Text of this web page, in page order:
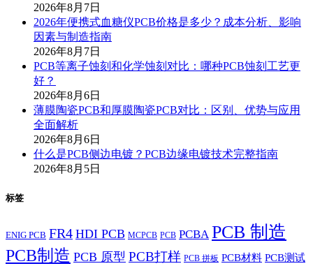
2026年8月7日
2026年便携式血糖仪PCB价格是多少？成本分析、影响
因素与制造指南
2026年8月7日
PCB等离子蚀刻和化学蚀刻对比：哪种PCB蚀刻工艺更
好？
2026年8月6日
薄膜陶瓷PCB和厚膜陶瓷PCB对比：区别、优势与应用
全面解析
2026年8月6日
什么是PCB侧边电镀？PCB边缘电镀技术完整指南
2026年8月5日
标签
ENIG PCB FR4 HDI PCB MCPCB PCB PCBA PCB 制造
PCB制造 PCB 原型 PCB打样 PCB 拼板 PCB材料 PCB测试